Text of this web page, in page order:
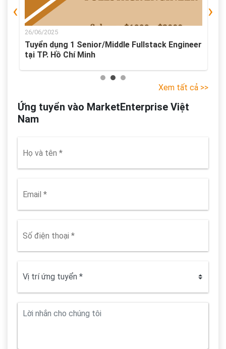
26/06/2025
Tuyển dụng 1 Senior/Middle Fullstack Engineer
tại TP. Hồ Chí Minh
‹ ›
Xem tất cả >>
Ứng tuyển vào MarketEnterprise Việt
Nam